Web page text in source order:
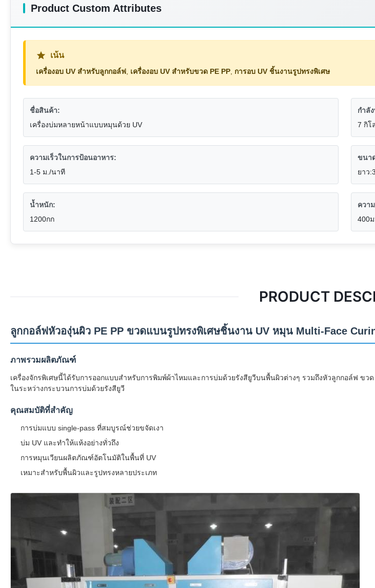
Product Custom Attributes
เน้น
เครื่องอบ UV สำหรับลูกกอล์ฟ เครื่องอบ UV สำหรับขวด PE PP การอบ UV ชิ้นงานรูปทรงพิเศษ
ชื่อสินค้า:
เครื่องบ่มหลายหน้าแบบหมุนด้วย UV
กำลั
7 กิโ
ความเร็วในการป้อนอาหาร:
1-5 ม./นาที
ขนา
ยาว
น้ำหนัก:
1200กก
ควา
400
PRODUCT
ลูกกอล์ฟหัวองุ่นผิว PE PP ขวดแบนรูปทรงพิเศษชิ้นงาน UV หมุน Multi-Face
ภาพรวมผลิตภัณฑ์
เครื่องจักรพิเศษนี้ได้รับการออกแบบสำหรับการพิมพ์ผ้าไหมและการบ่มด้วยรังสียูวีบนพื้นผิวต่างๆ รวมถึงหัวลูกกอล์ฟ
ในระหว่างกระบวนการบ่มด้วยรังสียูวี
คุณสมบัติที่สำคัญ
การบ่มแบบ single-pass ที่สมบูรณ์ช่วยขจัดเงา
บ่ม UV และทำให้แห้งอย่างทั่วถึง
การหมุนเวียนผลิตภัณฑ์อัตโนมัติในพื้นที่ UV
เหมาะสำหรับพื้นผิวและรูปทรงหลายประเภท